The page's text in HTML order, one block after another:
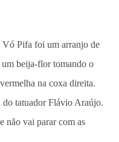
Vó Pifa foi um arranjo de
beija-flor tomando o
na coxa direita.
do tatuador Flávio Araújo.
não vai parar com as